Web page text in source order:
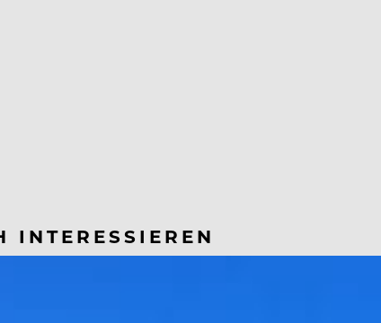
INTERESSIEREN